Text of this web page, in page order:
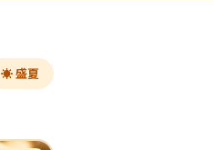
☀️ 盛夏